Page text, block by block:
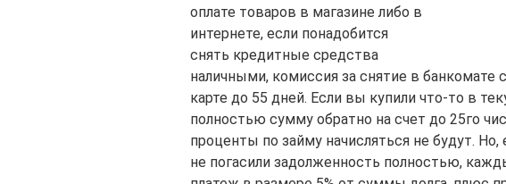
оплате товаров в магазине либо в
интернете, если понадобится
снять кредитные средства
наличными, комиссия за снятие в банкомате
карте до 55 дней. Если вы купили что-то в
полностью сумму обратно на счет до 25го
проценты по займу начисляться не будут.
не погасили задолженность полностью,